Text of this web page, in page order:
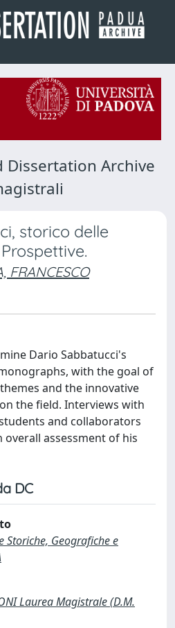
Dissertation Archive
storico delle
FRANCESCO
Dario Sabbatucci's
with the goal of
and the innovative
the field. Interviews with
and collaborators
assessment of his
DC
Storiche, Geografiche e
Laurea Magistrale (D.M.